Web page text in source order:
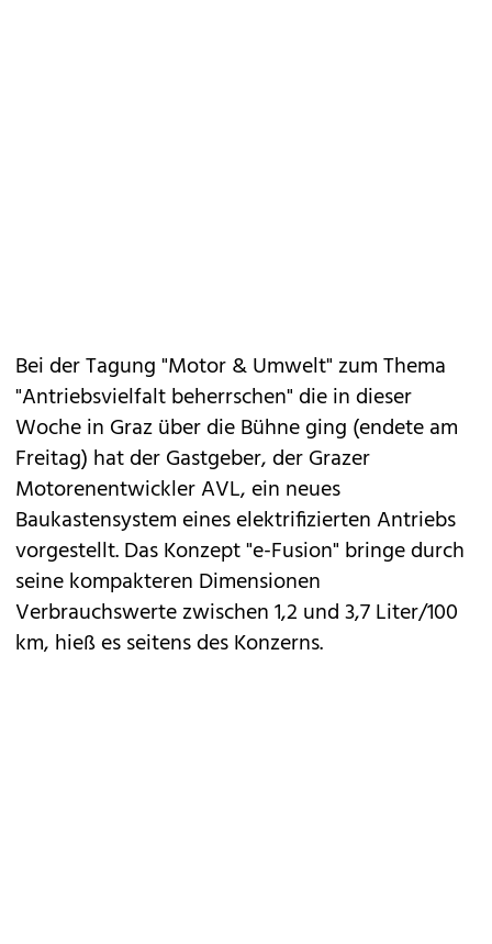
Bei der Tagung "Motor & Umwelt" zum Thema
"Antriebsvielfalt beherrschen" die in dieser
Woche in Graz über die Bühne ging (endete am
Freitag) hat der Gastgeber, der Grazer
MotorenentwicklerAVL, ein neues
Baukastensystem eines elektrifizierten Antriebs
vorgestellt. Das Konzept "e-Fusion" bringe durch
seine kompakteren Dimensionen
Verbrauchswerte zwischen 1,2 und 3,7 Liter/100
km, hieß es seitens des Konzerns.